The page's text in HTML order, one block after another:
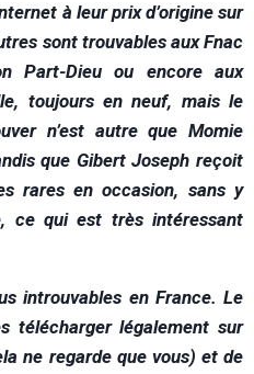
à leur prix d’origine sur
sont trouvables aux Fnac
Part-Dieu ou encore aux
toujours en neuf, mais le
n’est autre que Momie
que Gibert Joseph reçoit
rares en occasion, sans y
ce qui est très intéressant
introuvables en France. Le
télécharger légalement sur
ne regarde que vous) et de